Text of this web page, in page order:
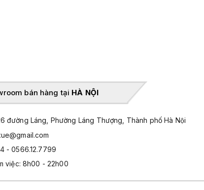
bán hàng tại HÀ NỘI
đường Láng, Phường Láng Thượng, Thành phố Hà Nội
- 0566.12.7799
việc: 8h00 - 22h00